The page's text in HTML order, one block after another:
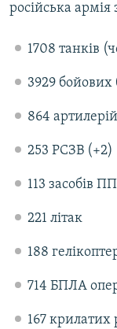
російська армія
1708 танків
3929
864
253 РСЗВ (+2)
113 засобів
221 літак
188
714 БПЛА
167 крилатих